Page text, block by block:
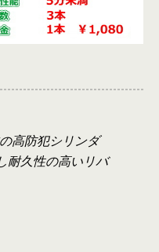
高防犯シリンダ
耐久性の高いリバ